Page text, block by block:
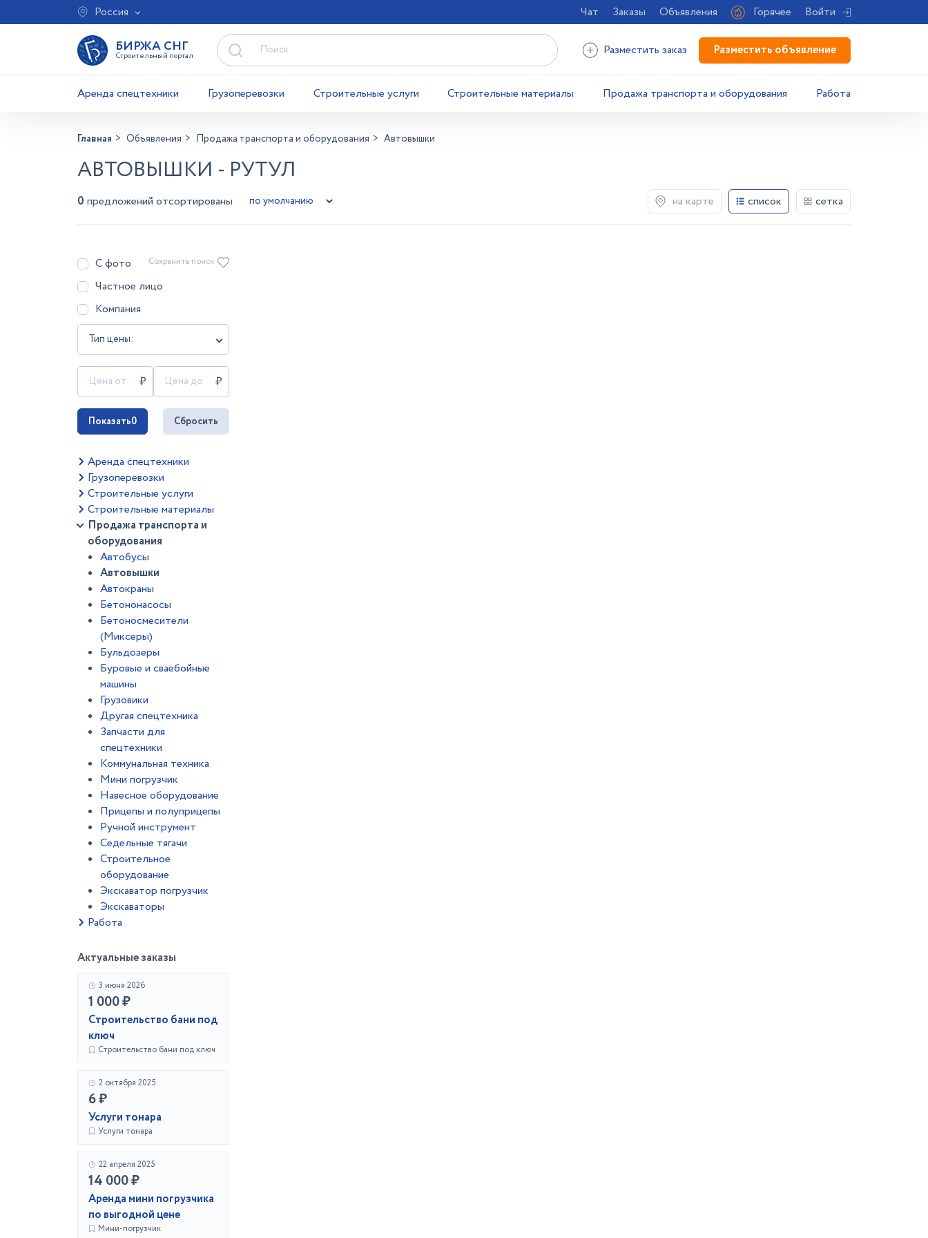
Россия Чат Заказы Объявления Горячее Войти
БИРЖА СНГ
Строительный портал Разместить заказ Разместить объявление
Аренда спецтехники Грузоперевозки Строительные услуги Строительные материалы Продажа транспорта и оборудования Работа
Главная Объявления Продажа транспорта и оборудования Автовышки
АВТОВЫШКИ - РУТУЛ
0 предложений отсортированы на карте список сетка
С фото
Частное лицо
Компания
Тип цены:
Сохранить поиск
Показать0 Сбросить
Аренда спецтехники
Грузоперевозки
Строительные услуги
Строительные материалы
Продажа транспорта и
оборудования
Автобусы
Автовышки
Автокраны
Бетононасосы
Бетоносмесители
(Миксеры)
Бульдозеры
Буровые и сваебойные
машины
Грузовики
Другая спецтехника
Запчасти для
спецтехники
Коммунальная техника
Мини погрузчик
Навесное оборудование
Прицепы и полуприцепы
Ручной инструмент
Седельные тягачи
Строительное
оборудование
Экскаватор погрузчик
Экскаваторы
Работа
Актуальные заказы
3 июня 2026
1 000 ₽
Строительство бани под
ключ
Строительство бани под ключ
2 октября 2025
6 ₽
Услуги тонара
Услуги тонара
22 апреля 2025
14 000 ₽
Аренда мини погрузчика
по выгодной цене
Мини-погрузчик